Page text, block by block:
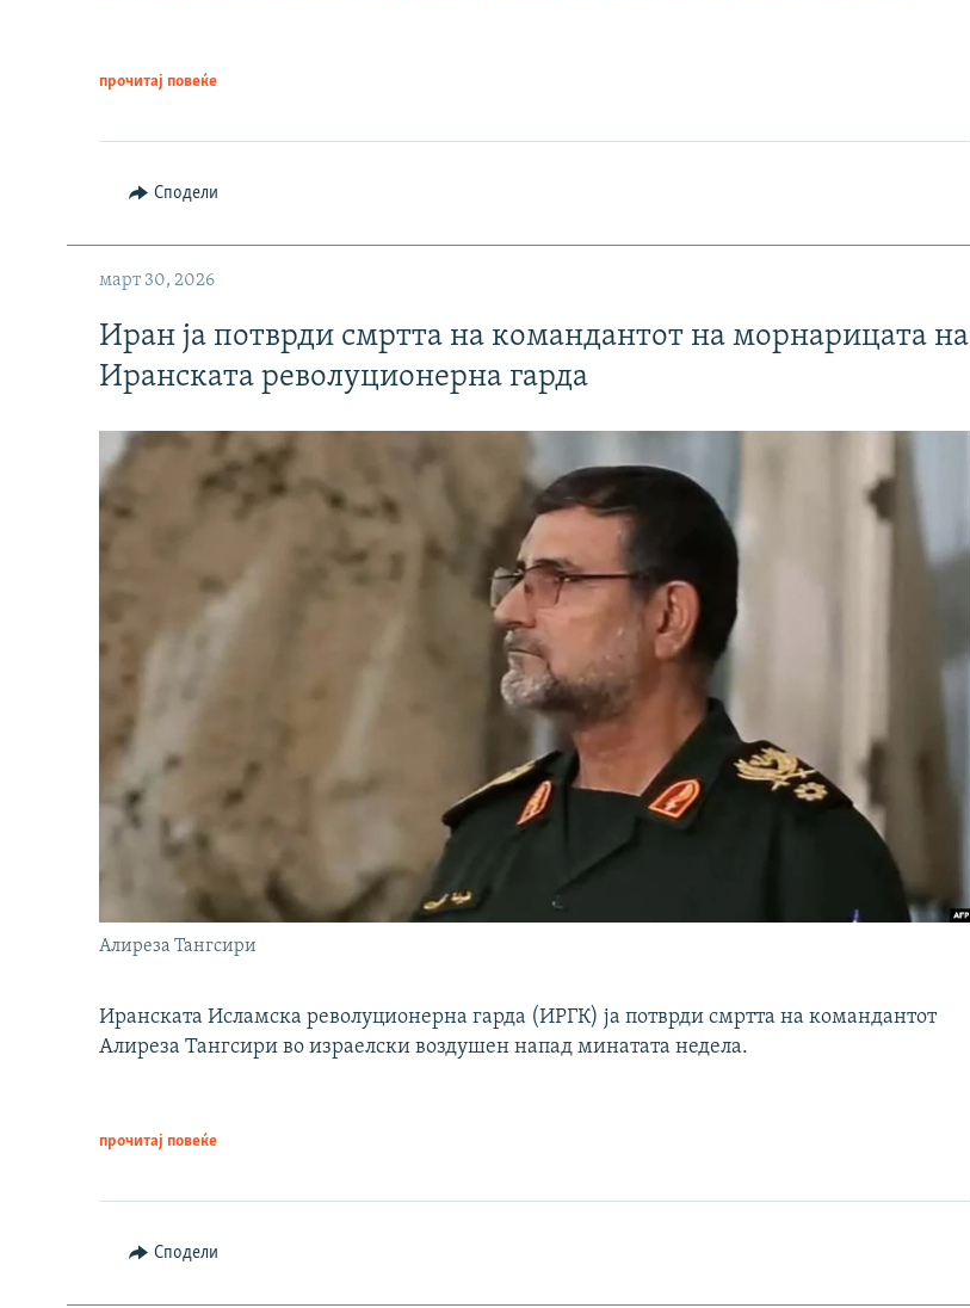
прочитај повеќе
Сподели
март 30, 2026
Иран ја потврди смртта на командантот на морнарицата на
Иранската револуционерна гарда
Алиреза Тангсири
Иранската Исламска револуционерна гарда (ИРГК) ја потврди смртта на командантот
Алиреза Тангсири во израелски воздушен напад минатата недела.
прочитај повеќе
Сподели